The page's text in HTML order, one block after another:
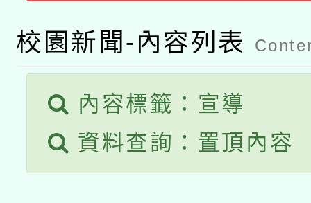
「數位內容與教學軟體
pilot」
有關大陸委員會函釋公
薪期間赴陸應申請許可
轉知經濟部水利署委託
業技術研究院辦理「
校園新聞-內容列表
內容標籤：宣導
資料查詢：置頂內容